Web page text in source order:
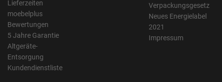
Lieferzeiten
moebelplus
Bewertungen
5 Jahre Garantie
Altgeräte-
Entsorgung
Kundendienstliste
Verpackungsgesetz
Neues Energielabel
2021
Impressum